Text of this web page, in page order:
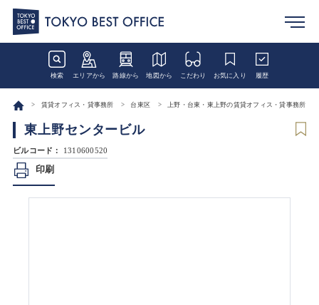
検索 エリアから 路線から 地図から こだわり お気に入り 履歴
賃貸オフィス・貸事務所 台東区 上野・台東・東上野の賃貸オフィス・貸事務所
東上野センタービル
ビルコード： 1310600520
印刷